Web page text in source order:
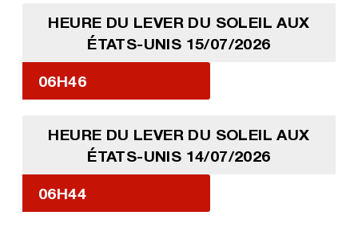
HEURE DU LEVER DU SOLEIL AUX
ÉTATS-UNIS 15/07/2026
06H46
HEURE DU LEVER DU SOLEIL AUX
ÉTATS-UNIS 14/07/2026
06H44